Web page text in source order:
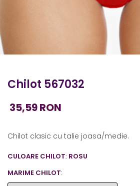
Chilot 567032
35,59 RON
Chilot clasic cu talie joasa/medie.
CULOARE CHILOT: ROSU
MARIME CHILOT: